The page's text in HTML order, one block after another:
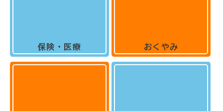
保険・医療 おくやみ